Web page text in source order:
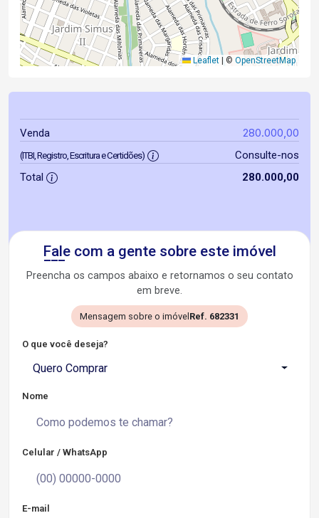
Leaflet | © OpenStreetMap
Venda 280.000,00
(ITBI, Registro, Escritura e Certidões)
Consulte-nos
Total
280.000,00
Fale com a gente sobre este imóvel
Preencha os campos abaixo e retornamos o seu contato
em breve.
Mensagem sobre o imóvelRef. 682331
O que você deseja?
Quero Comprar
Nome
Celular / WhatsApp
E-mail